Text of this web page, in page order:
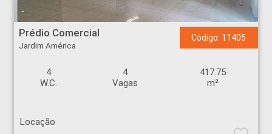
Prédio Comercial
Jardim América
Código: 11405
4
W.C.
4
Vagas
417.75
m²
Locação